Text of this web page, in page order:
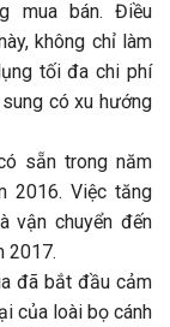
mua bán. Điều
không chỉ làm
tối đa chi phí
có xu hướng
sẵn trong năm
2016. Việc tăng
vận chuyển đến
2017.
đã bắt đầu cảm
của loài bọ cánh